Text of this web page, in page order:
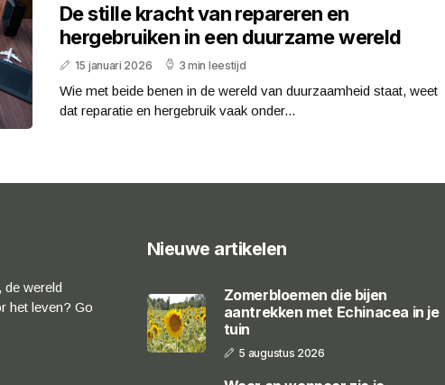
De stille kracht van repareren en
hergebruiken in een duurzame wereld
15 januari 2026 3 min leestijd
Wie met beide benen in de wereld van duurzaamheid staat, weet
dat reparatie en hergebruik vaak onder...
de wereld
het leven? Go
Nieuwe artikelen
Zomerbloemen die bijen
aantrekken met Echinacea in je
tuin
5 augustus 2026